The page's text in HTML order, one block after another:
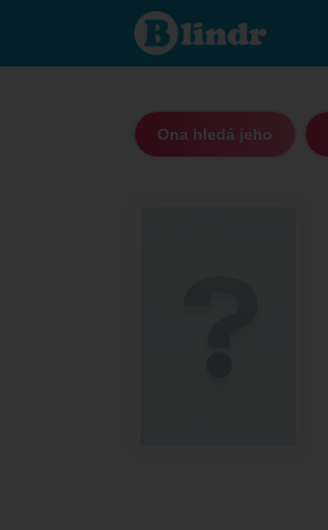
barbieafc303
- Ona hledá
jeho
Ona hledá jeho